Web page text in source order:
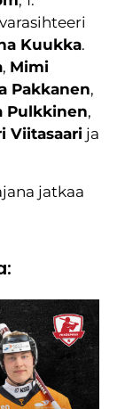
Kuukka.
, Mimi
Pakkanen,
Pulkkinen,
Viitasaari ja
jatkaa